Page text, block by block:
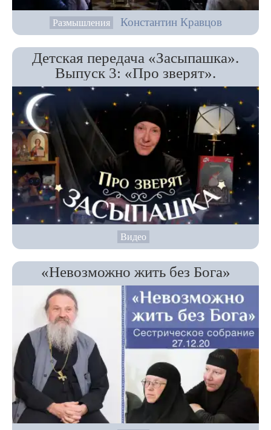
Размышления Константин Кравцов
Детская передача «Засыпашка».
Выпуск 3: «Про зверят».
Видео
«Невозможно жить без Бога»